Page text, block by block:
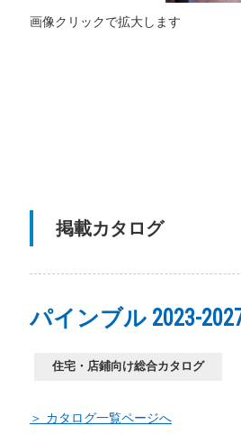
画像クリックで拡大します
掲載カタログ
パインブル 2023-
住宅・店鋪向け総合カタログ
＞ カタログ一覧ページへ